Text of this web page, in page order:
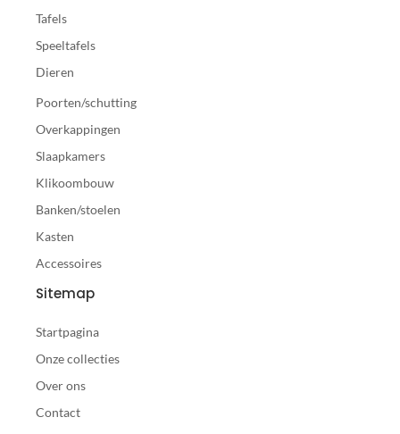
Tafels
Speeltafels
Dieren
Poorten/schutting
Overkappingen
Slaapkamers
Klikoombouw
Banken/stoelen
Kasten
Accessoires
Sitemap
Startpagina
Onze collecties
Over ons
Contact